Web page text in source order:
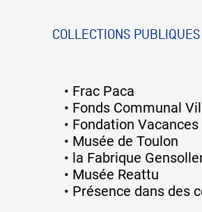
COLLECTIONS
• Frac Paca
• Fonds Communal
• Fondation Vacances
• Musée de Toulon
• la Fabrique
• Musée Reattu
• Présence dans des